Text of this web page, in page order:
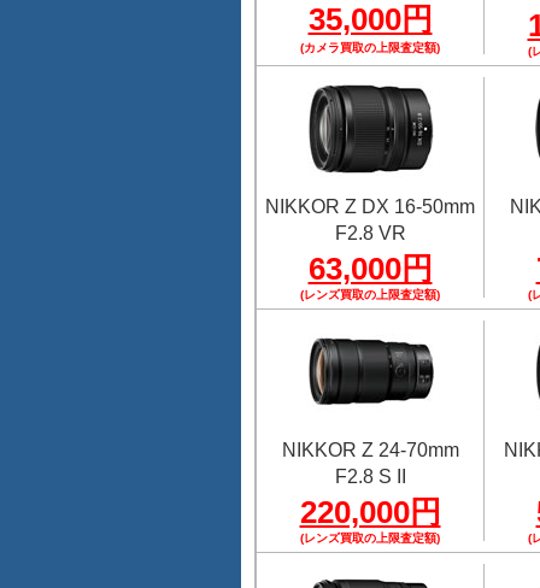
35,000円
(カメラ買取の上限査定額) (
NIKKOR Z DX 16-50mm
F2.8 VR
63,000円
(レンズ買取の上限査定額) (
NIKKOR Z 24-70mm
F2.8 S II
220,000円
(レンズ買取の上限査定額) (